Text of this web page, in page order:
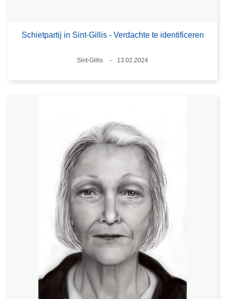
Schietpartij in Sint-Gillis - Verdachte te identificeren
Plaats
Sint-Gillis
13.02.2024